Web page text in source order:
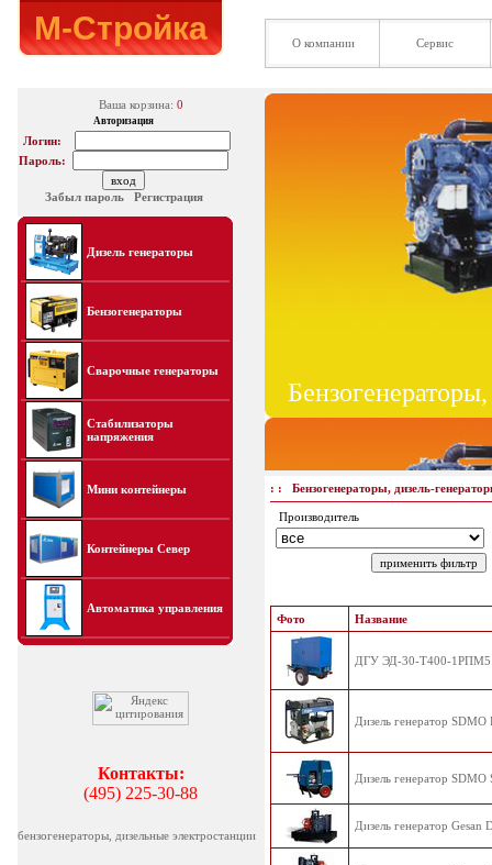
М-Стройка О компании Сервис
Ваша корзина: 0
Авторизация
Логин:
Пароль:
Забыл пароль Регистрация
Дизель генераторы
Бензогенераторы
Сварочные генераторы
Стабилизаторы
напряжения
Мини контейнеры
Контейнеры Север
Автоматика управления
Контакты:
(495) 225-30-88
бензогенераторы, дизельные электростанции
: : Бензогенераторы, дизель-
Производитель
Фото Название
ДГУ ЭД-30-Т400-1РПМ5
Дизель генератор
Дизель генератор
Дизель генератор Gesan